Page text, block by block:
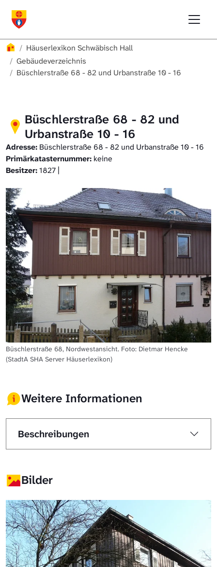
Häuserlexikon
Häuserlexikon Schwäbisch Hall
Gebäudeverzeichnis
Büschlerstraße 68 - 82 und Urbanstraße 10 - 16
Büschlerstraße 68 - 82 und
Urbanstraße 10 - 16
Adresse: Büschlerstraße 68 - 82 und Urbanstraße 10 - 16
Primärkatasternummer: keine
Besitzer:1827 |
Büschlerstraße 68, Nordwestansicht. Foto: Dietmar Hencke
(StadtA SHA Server Häuserlexikon)
Weitere Informationen
Beschreibungen
Bilder
Häuserlexikon SteinbachGebäudeverzeichnis